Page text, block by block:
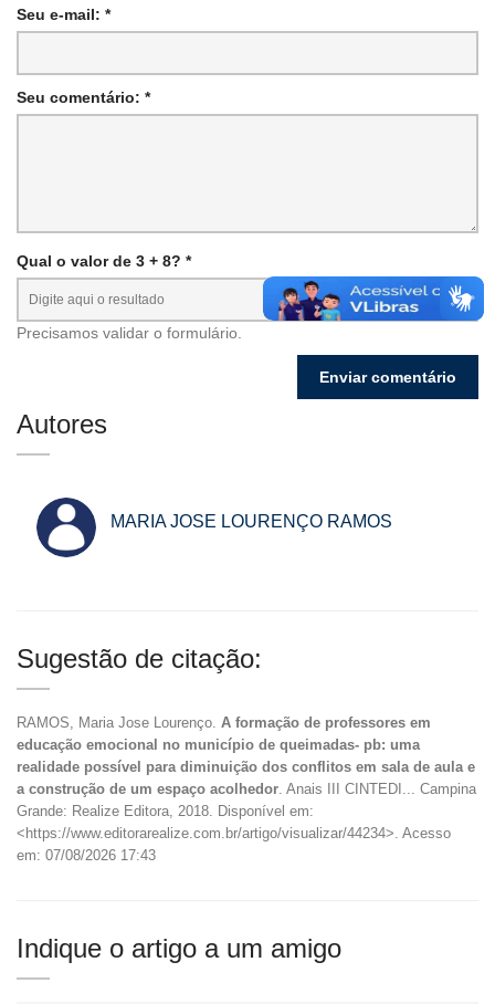
Seu e-mail: *
Seu comentário: *
Qual o valor de 3 + 8? *
Precisamos validar o formulário.
Autores
MARIA JOSE LOURENÇO RAMOS
Sugestão de citação:
RAMOS, Maria Jose Lourenço. A formação de professores em
educação emocional no município de queimadas- pb: uma
realidade possível para diminuição dos conflitos em sala de aula e
a construção de um espaço acolhedor . Anais III CINTEDI... Campina
Grande: Realize Editora, 2018. Disponível em:
<https://www.editorarealize.com.br/artigo/visualizar/44234>. Acesso
em: 07/08/2026 17:43
Indique o artigo a um amigo